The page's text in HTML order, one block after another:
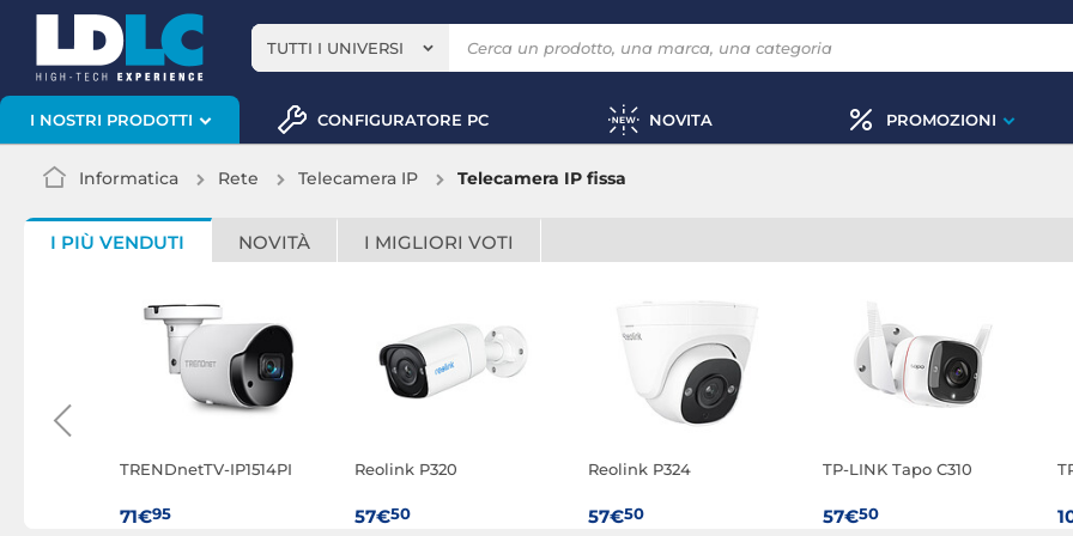
TUTTI I UNIVERSI
I NOSTRI PRODOTTI CONFIGURATORE PC NOVITA PROMOZIONI
Informatica Rete Telecamera IP Telecamera IP fissa
I PIÙ VENDUTI NOVITÀ I MIGLIORI VOTI
TRENDnetTV-IP1514PI
71€95
Reolink P320
57€50
Reolink P324
57€50
TP-LINK Tapo C310
57€50